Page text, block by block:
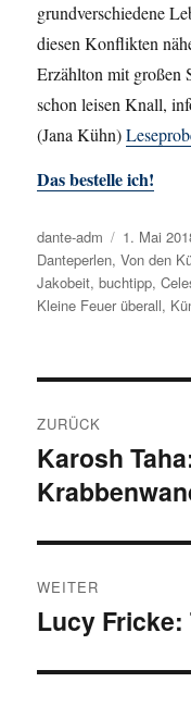
grundverschiedene
diesen Konflikten
Erzählton mit großen
schon leisen Knall,
(Jana Kühn)
Das bestelle ich!
Autor
dante-adm
am
1. Mai
Danteperlen,Von den
Jakobeit,buchtipp,
Kleine Feuer überall,
ZURÜCK
Vorheriger
Beitrag:
Karosh
WEITER
Nächster
Lucy